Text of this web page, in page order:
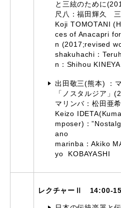
と三絃のために
尺八：福田輝久
Koji TOMOTANI
ces of Anacapri
n (2017;revised
shakuhachi：
n：Shihou KINEYA
出田敬三(熊本) ：
「ノスタルジア」
マリンバ：松田亜
Keizo
mposer)：
ano
marinba：Akiko
yo KOBAYASHI
レクチャーⅡ 14:00-